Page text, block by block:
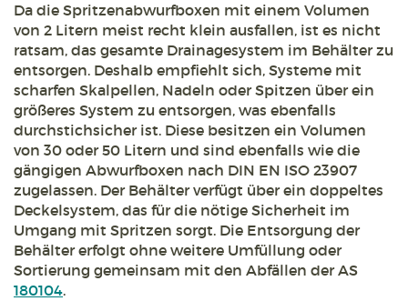
Da die Spritzenabwurfboxen mit einem Volumen
von 2 Litern meist recht klein ausfallen, ist es nicht
ratsam, das gesamte Drainagesystem im Behälter zu
entsorgen. Deshalb empfiehlt sich, Systeme mit
scharfen Skalpellen, Nadeln oder Spitzen über ein
größeres System zu entsorgen, was ebenfalls
durchstichsicher ist. Diese besitzen ein Volumen
von 30 oder 50 Litern und sind ebenfalls wie die
gängigen Abwurfboxen nach DIN EN ISO 23907
zugelassen. Der Behälter verfügt über ein doppeltes
Deckelsystem, das für die nötige Sicherheit im
Umgang mit Spritzen sorgt. Die Entsorgung der
Behälter erfolgt ohne weitere Umfüllung oder
Sortierung gemeinsam mit den Abfällen der AS
180104.